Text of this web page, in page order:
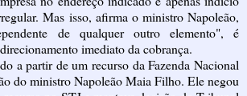
Mas isso, afirma o ministro Napoleão,
de qualquer outro elemento", é
imediato da cobrança.
a partir de um recurso da Fazenda Nacional
do ministro Napoleão Maia Filho. Ele negou